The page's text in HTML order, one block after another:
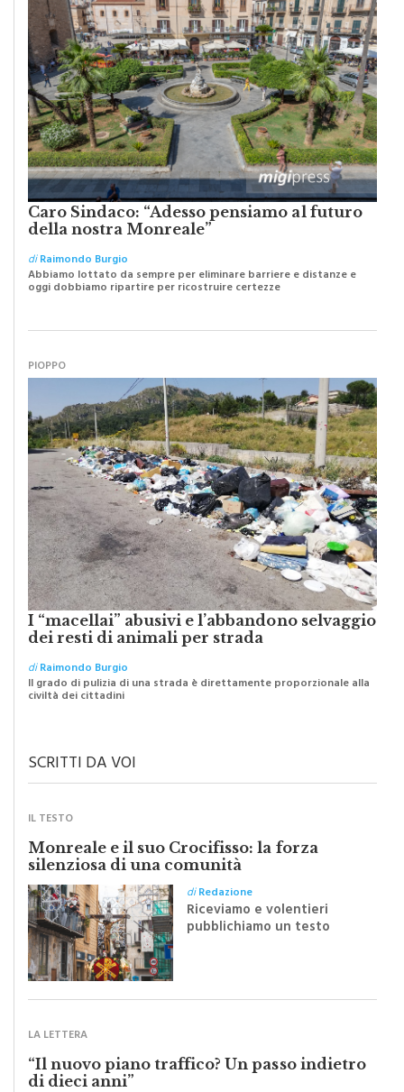
Caro Sindaco: “Adesso pensiamo al futuro
della nostra Monreale”
diRaimondo Burgio
Abbiamo lottato da sempre per eliminare barriere e distanze e
oggi dobbiamo ripartire per ricostruire certezze
PIOPPO
I “macellai” abusivi e l’abbandono selvaggio
dei resti di animali per strada
diRaimondo Burgio
Il grado di pulizia di una strada è direttamente proporzionale alla
civiltà dei cittadini
SCRITTI DA VOI
IL TESTO
Monreale e il suo Crocifisso: la forza
silenziosa di una comunità
diRedazione
Riceviamo e volentieri
pubblichiamo un testo
Festa del Santissimo
LA LETTERA
“Il nuovo piano traffico? Un passo indietro
di dieci anni”